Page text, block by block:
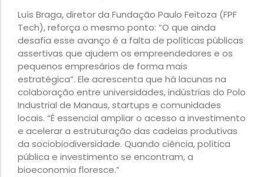
Luís Braga, diretor da Fundação Paulo Feitoza (FPF
Tech), reforça o mesmo ponto: “O que ainda
desafia esse avanço é a falta de políticas públicas
assertivas que ajudem os empreendedores e os
pequenos empresários de forma mais
estratégica”. Ele acrescenta que há lacunas na
colaboração entre universidades, indústrias do Polo
Industrial de Manaus, startups e comunidades
locais. “É essencial ampliar o acesso a investimento
e acelerar a estruturação das cadeias produtivas
da sociobiodiversidade. Quando ciência, política
pública e investimento se encontram, a
bioeconomia floresce.”